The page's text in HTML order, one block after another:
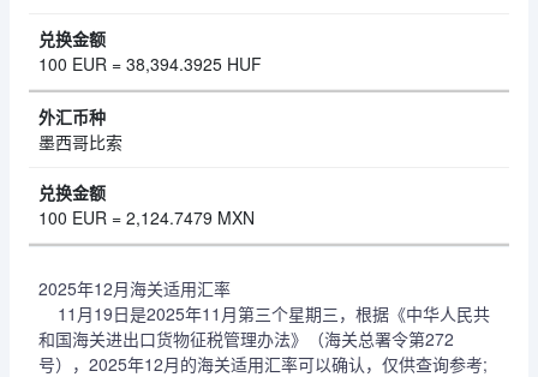
100 EUR = 38,394.3925 HUF
墨西哥比索
100 EUR = 2,124.7479 MXN
2025年12月海关适用汇率
11月19日是2025年11月第三个星期三，根据《中华人民共
和国海关进出口货物征税管理办法》（海关总署令第272
号），2025年12月的海关适用汇率可以确认，仅供查询参考;